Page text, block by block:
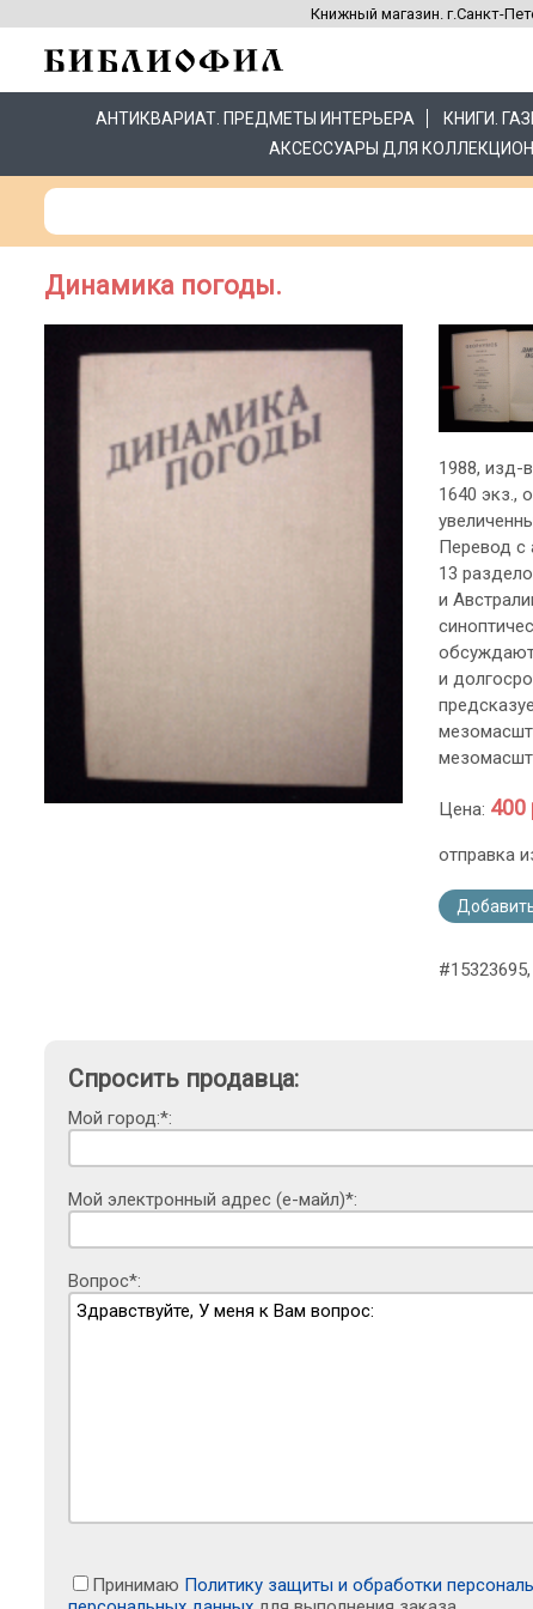
Книжный магазин. г.Санкт-
АНТИКВАРИАТ. ПРЕДМЕТЫ ИНТЕРЬЕРА КНИГИ.
АКСЕССУАРЫ ДЛЯ
Динамика погоды.
1988, изд-
1640 экз.,
Перевод с
13
и
и
Цена: 400
отправка
Спросить продавца:
Мой город:*:
Мой электронный адрес (е-майл)*:
Вопрос*:
Принимаю Политику защиты и обработки